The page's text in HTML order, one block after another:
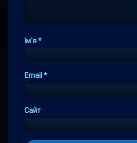
Ім'я*
Email *
Сайт